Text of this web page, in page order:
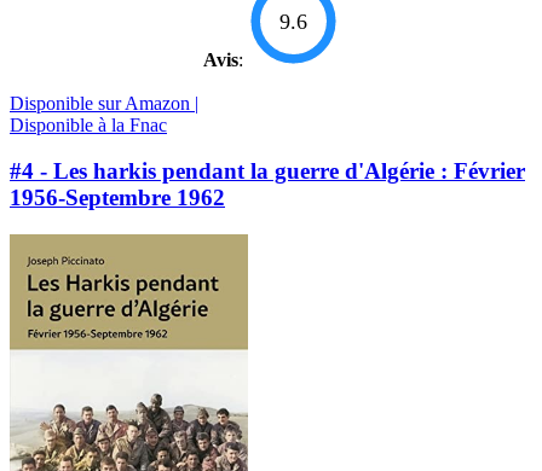
Avis:
9.6
Disponible sur Amazon |
Disponible à la Fnac
#4 - Les harkis pendant la guerre d'Algérie : Février
1956-Septembre 1962